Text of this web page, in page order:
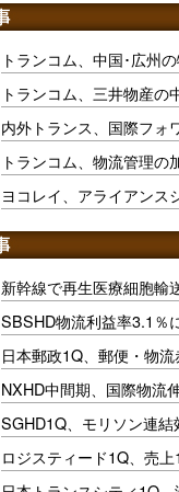
トランコム、中国･広州
トランコム、三井物産
内外トランス、国際フォ
トランコム、物流管理
ヨコレイ、アライアンス
新幹線で再生医療細胞輸
SBSHD物流利益率3.1％
日本郵政1Q、郵便・物
NXHD中間期、国際物流
SGHD1Q、モリソン連
ロジスティード1Q、売